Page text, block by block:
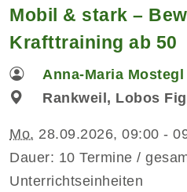
Mobil & stark –
Krafttraining ab 50
Anna-Maria Mostegl
Rankweil, Lobos
Mo. 28.09.2026, 09:00 -
Dauer: 10 Termine /
Unterrichtseinheiten